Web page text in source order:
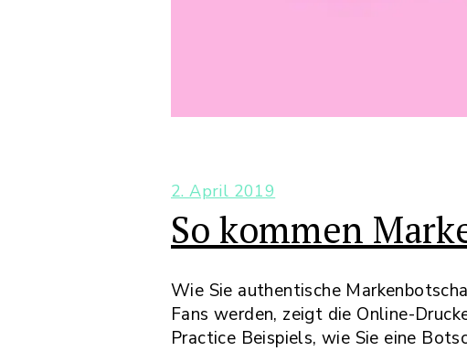
2. April 2019
So kommen
Wie Sie authentische
Fans werden, zeigt die Online-
Practice Beispiels, wie Sie eine